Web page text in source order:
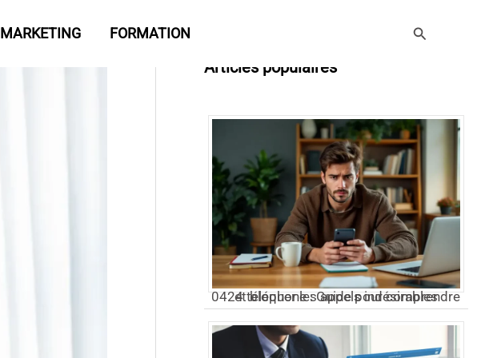
MARKETING FORMATION Rechercher
Articles populaires
0424 téléphone : Guide pour comprendre et bloquer les appels indésirables